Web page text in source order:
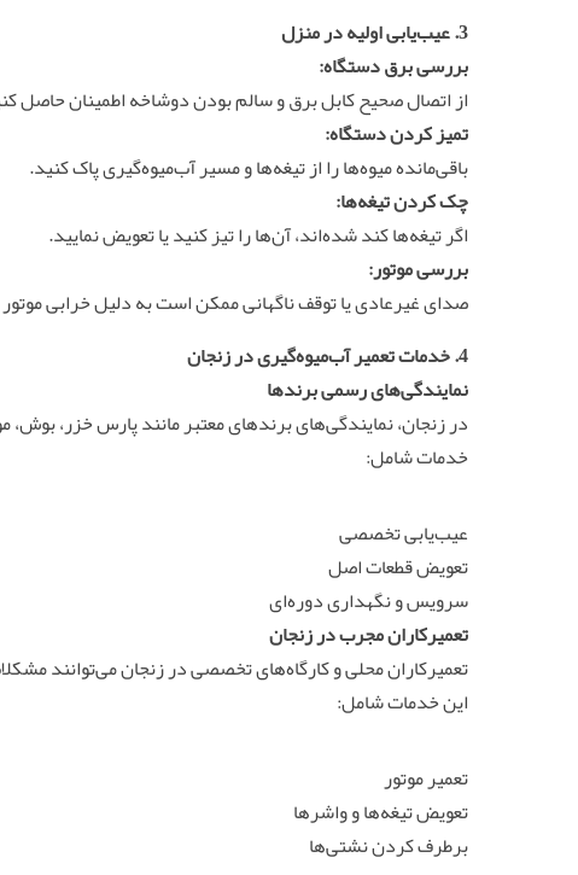
3. عیب‌یابی اولیه در منزل
بررسی برق دستگاه:
از اتصال صحیح کابل برق و سالم بودن دوشاخه اطمینان حاصل
تمیز کردن دستگاه:
باقی‌مانده میوه‌ها را از تیغه‌ها و مسیر آب‌میوه‌گیری پاک کنید.
چک کردن تیغه‌ها:
اگر تیغه‌ها کند شده‌اند، آن‌ها را تیز کنید یا تعویض نمایید.
بررسی موتور:
صدای غیرعادی یا توقف ناگهانی ممکن است به دلیل خرابی
4. خدمات تعمیر آب‌میوه‌گیری در زنجان
نمایندگی‌های رسمی برندها
در زنجان، نمایندگی‌های برندهای معتبر مانند پارس خزر،
خدمات شامل:
عیب‌یابی تخصصی
تعویض قطعات اصل
سرویس و نگهداری دوره‌ای
تعمیرکاران مجرب در زنجان
تعمیرکاران محلی و کارگاه‌های تخصصی در زنجان می‌توانند
این خدمات شامل:
تعمیر موتور
تعویض تیغه‌ها و واشرها
برطرف کردن نشتی‌ها